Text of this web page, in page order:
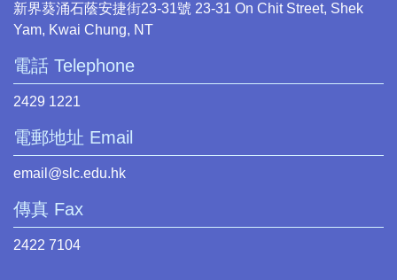
新界葵涌石蔭安捷街23-31號 23-31 On Chit Street, Shek
Yam, Kwai Chung, NT
電話 Telephone
2429 1221
電郵地址 Email
email@slc.edu.hk
傳真 Fax
2422 7104